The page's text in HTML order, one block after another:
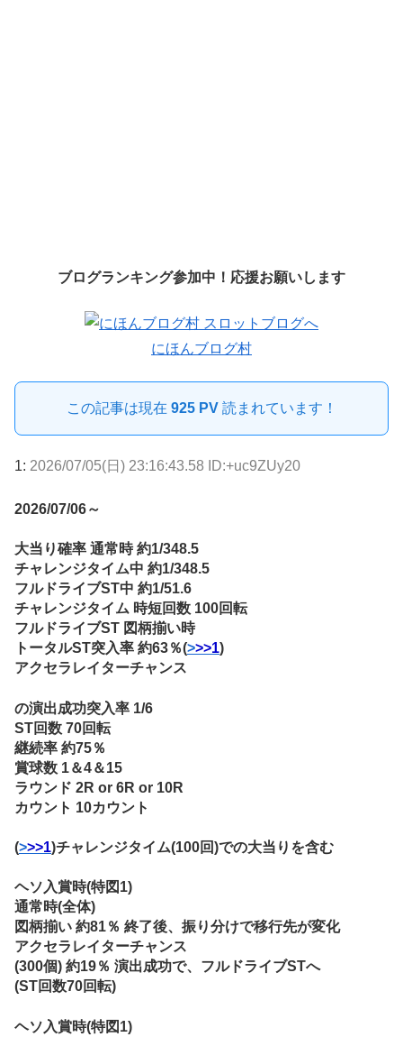
ブログランキング参加中！応援お願いします
にほんブログ村
この記事は現在 925 PV読まれています！
1: 2026/07/05(日) 23:16:43.58 ID:+uc9ZUy20
2026/07/06～
大当り確率 通常時 約1/348.5
チャレンジタイム中 約1/348.5
フルドライブST中 約1/51.6
チャレンジタイム 時短回数 100回転
フルドライブST 図柄揃い時
トータルST突入率 約63％(>>>1)
アクセラレイターチャンス
の演出成功突入率 1/6
ST回数 70回転
継続率 約75％
賞球数 1＆4＆15
ラウンド 2R or 6R or 10R
カウント 10カウント
(>>>1)チャレンジタイム(100回)での大当りを含む
ヘソ入賞時(特図1)
通常時(全体)
図柄揃い 約81％ 終了後、振り分けで移行先が変化
アクセラレイターチャンス
(300個) 約19％ 演出成功で、フルドライブSTへ
(ST回数70回転)
ヘソ入賞時(特図1)